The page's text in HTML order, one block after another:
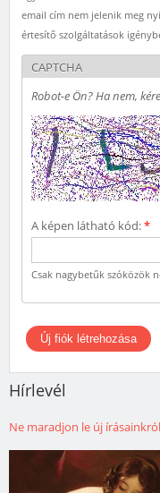
email cím nem jelenik meg
értesítő szolgáltatások
CAPTCHA
Robot-e Ön? Ha nem,
A képen látható kód:*
Csak nagybetűk szóközök
Hírlevél
Ne maradjon le új